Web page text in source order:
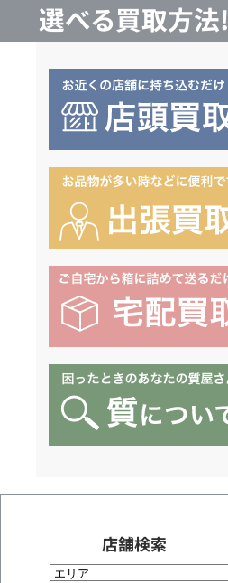
選べる買取方法!
店舗検索